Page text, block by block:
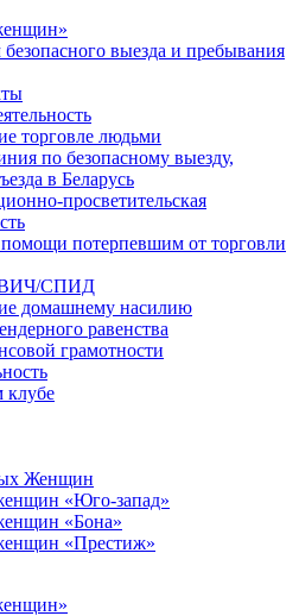
выезда и пребывания
торговле людьми
по безопасному выезду,
в Беларусь
просветительская
потерпевшим от торговли
ВИЧ/СПИД
домашнему насилию
равенства
грамотности
клубе
Женщин
«Юго-запад»
«Бона»
«Престиж»